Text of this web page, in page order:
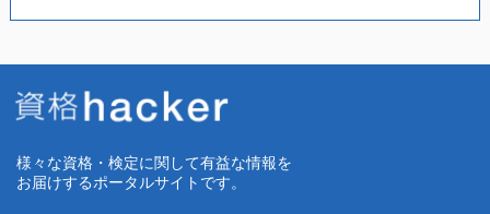
様々な資格・検定に関して有益な情報を
お届けするポータルサイトです。